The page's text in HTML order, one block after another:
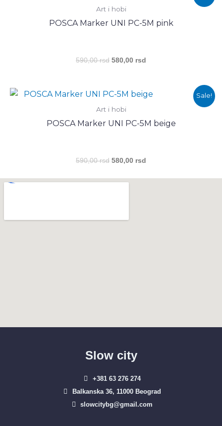
Art i hobi
POSCA Marker UNI PC-5M pink
590,00rsd
је
била:
590,00 rsd.
580,00 rsd
580,00 rsd.
Sale!
Art i hobi
POSCA Marker UNI PC-5M beige
590,00rsd
Оригинална
је
била:
590,00 rsd.
580,00 rsd
Тренутна
цена
580,00 rsd.
Slow city
+381 63 276 274​
Balkanska 36, 11000 Beograd​
slowcitybg@gmail.com